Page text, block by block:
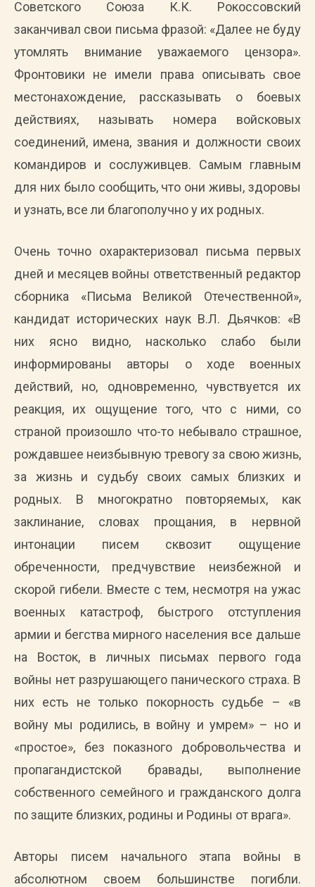
Советского Союза К.К. Рокоссовский
заканчивал свои письма фразой: «Далее не буду
утомлять внимание уважаемого цензора».
Фронтовики не имели права описывать свое
местонахождение, рассказывать о боевых
действиях, называть номера войсковых
соединений, имена, звания и должности своих
командиров и сослуживцев. Самым главным
для них было сообщить, что они живы, здоровы
и узнать, все ли благополучно у их родных.
Очень точно охарактеризовал письма первых
дней и месяцев войны ответственный редактор
сборника «Письма Великой Отечественной»,
кандидат исторических наук В.Л. Дьячков: «В
них ясно видно, насколько слабо были
информированы авторы о ходе военных
действий, но, одновременно, чувствуется их
реакция, их ощущение того, что с ними, со
страной произошло что-то небывало страшное,
рождавшее неизбывную тревогу за свою жизнь,
за жизнь и судьбу своих самых близких и
родных. В многократно повторяемых, как
заклинание, словах прощания, в нервной
интонации писем сквозит ощущение
обреченности, предчувствие неизбежной и
скорой гибели. Вместе с тем, несмотря на ужас
военных катастроф, быстрого отступления
армии и бегства мирного населения все дальше
на Восток, в личных письмах первого года
войны нет разрушающего панического страха. В
них есть не только покорность судьбе – «в
войну мы родились, в войну и умрем» – но и
«простое», без показного добровольчества и
пропагандистской бравады, выполнение
собственного семейного и гражданского долга
по защите близких, родины и Родины от врага».
Авторы писем начального этапа войны в
абсолютном своем большинстве погибли.